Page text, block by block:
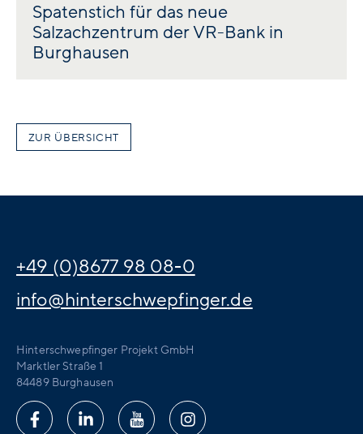
Spatenstich für das neue
Salzachzentrum der VR-Bank in
Burghausen
ZUR ÜBERSICHT
+49 (0)8677 98 08-0
info@hinterschwepfinger.de
Hinterschwepfinger Projekt GmbH
Marktler Straße 1
84489 Burghausen